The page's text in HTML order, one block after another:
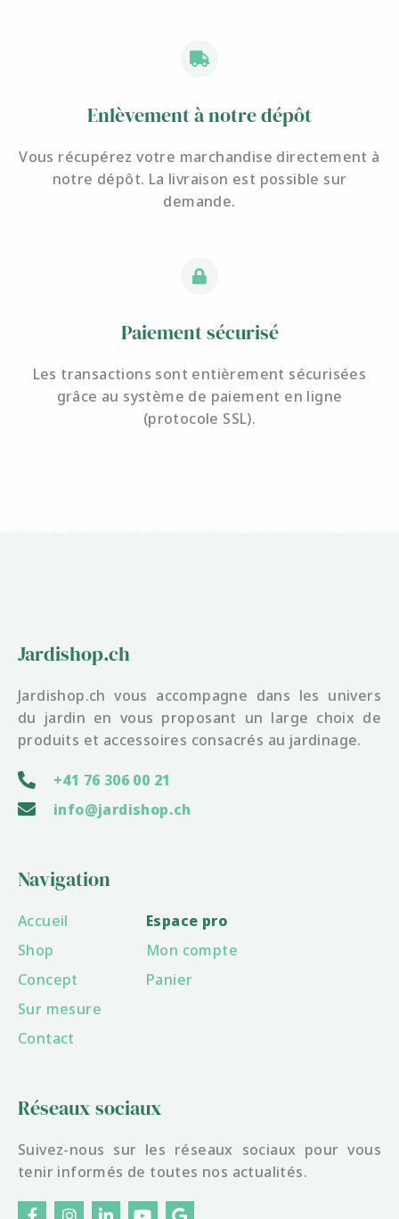
Enlèvement à notre dépôt
Vous récupérez votre marchandise directement à
notre dépôt. La livraison est possible sur
demande.
Paiement sécurisé
Les transactions sont entièrement sécurisées
grâce au système de paiement en ligne
(protocole SSL).
Jardishop.ch
Jardishop.ch vous accompagne dans les univers
du jardin en vous proposant un large choix de
produits et accessoires consacrés au jardinage.
+41 76 306 00 21
info@jardishop.ch
Navigation
Accueil
Shop
Concept
Sur mesure
Contact
Espace pro
Mon compte
Panier
Réseaux sociaux
Suivez-nous sur les réseaux sociaux pour vous
tenir informés de toutes nos actualités.
F I L Y G